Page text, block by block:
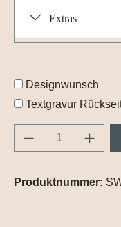
Extras
Designwunsch
Textgravur
Produkt
Produktnummer: